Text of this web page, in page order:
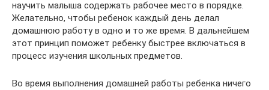
научить малыша содержать рабочее место в порядке.
Желательно, чтобы ребенок каждый день делал
домашнюю работу в одно и то же время. В дальнейшем
этот принцип поможет ребенку быстрее включаться в
процесс изучения школьных предметов.
Во время выполнения домашней работы ребенка ничего